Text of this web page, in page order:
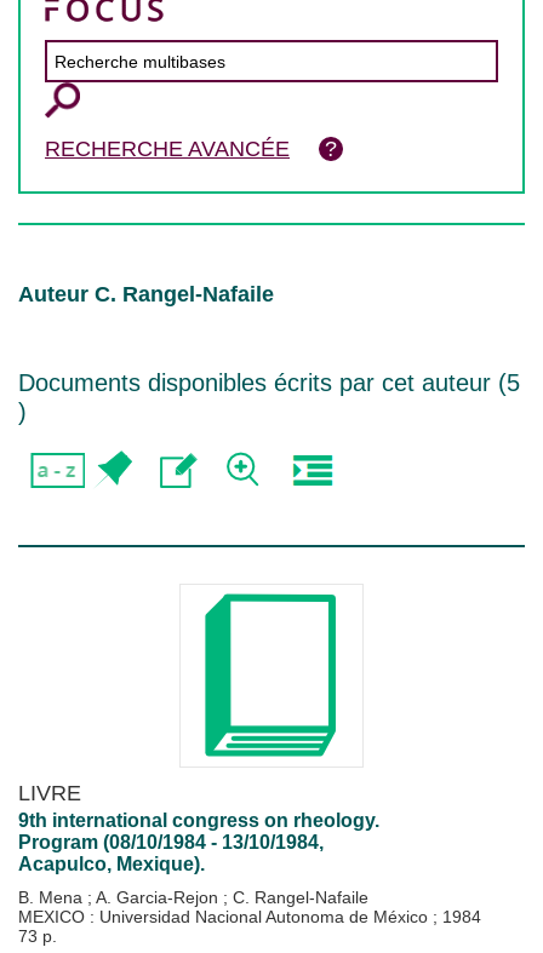
RECHERCHE AVANCÉE
Auteur C. Rangel-Nafaile
Documents disponibles écrits par cet auteur (5
)
LIVRE
9th international congress on rheology.
Program (08/10/1984 - 13/10/1984,
Acapulco, Mexique).
B. Mena ; A. Garcia-Rejon ; C. Rangel-Nafaile
MEXICO : Universidad Nacional Autonoma de México ; 1984
73 p.